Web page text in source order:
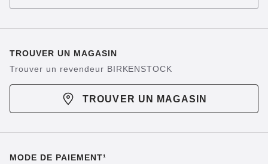
TROUVER UN MAGASIN
Trouver un revendeur BIRKENSTOCK
TROUVER UN MAGASIN
MODE DE PAIEMENT¹